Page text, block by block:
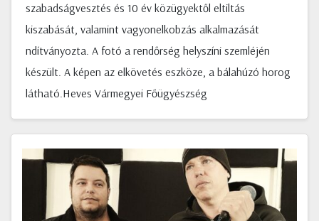
szabadságvesztés és 10 év közügyektől eltiltás
kiszabását, valamint vagyonelkobzás alkalmazását
ndítványozta. A fotó a rendőrség helyszíni szemléjén
készült. A képen az elkövetés eszköze, a bálahúzó horog
látható.Heves Vármegyei Főügyészség